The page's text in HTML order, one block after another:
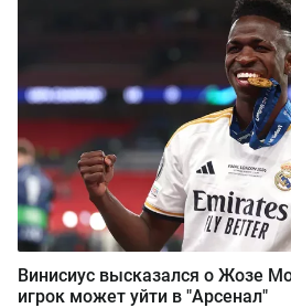
Винисиус высказался о Жозе
игрок может уйти в "Арсенал"